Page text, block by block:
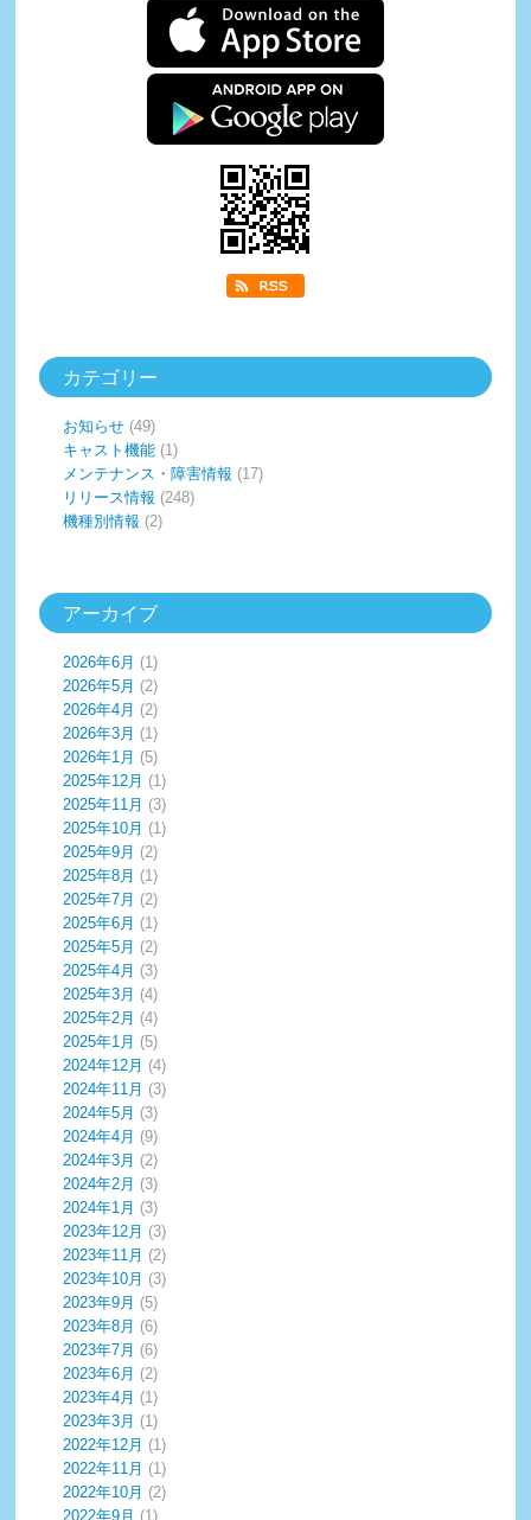
カテゴリー
お知らせ (49)
キャスト機能 (1)
メンテナンス・障害情報 (17)
リリース情報 (248)
機種別情報 (2)
アーカイブ
2026年6月 (1)
2026年5月 (2)
2026年4月 (2)
2026年3月 (1)
2026年1月 (5)
2025年12月 (1)
2025年11月 (3)
2025年10月 (1)
2025年9月 (2)
2025年8月 (1)
2025年7月 (2)
2025年6月 (1)
2025年5月 (2)
2025年4月 (3)
2025年3月 (4)
2025年2月 (4)
2025年1月 (5)
2024年12月 (4)
2024年11月 (3)
2024年5月 (3)
2024年4月 (9)
2024年3月 (2)
2024年2月 (3)
2024年1月 (3)
2023年12月 (3)
2023年11月 (2)
2023年10月 (3)
2023年9月 (5)
2023年8月 (6)
2023年7月 (6)
2023年6月 (2)
2023年4月 (1)
2023年3月 (1)
2022年12月 (1)
2022年11月 (1)
2022年10月 (2)
2022年9月 (1)